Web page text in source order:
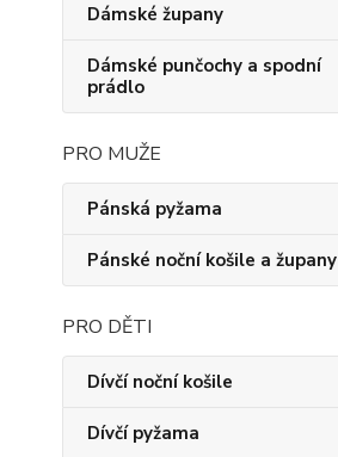
Dámské župany
Dámské punčochy a spodní
prádlo
PRO MUŽE
Pánská pyžama
Pánské noční košile a župany
PRO DĚTI
Dívčí noční košile
Dívčí pyžama